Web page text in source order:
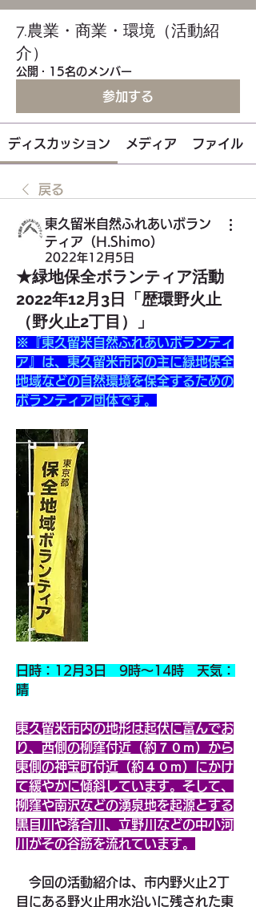
7.農業・商業・環境（活動紹
介）
公開 · 15名のメンバー
参加する
ディスカッション メディア ファイル
戻る
東久留米自然ふれあいボラン
ティア（H.Shimo）
2022年12月5日
★緑地保全ボランティア活動
2022年12月3日「歴環野火止
（野火止2丁目）」
※『東久留米自然ふれあいボランティ
ア』は、東久留米市内の主に緑地保全
地域などの自然環境を保全するための
ボランティア団体です。
日時：12月3日　9時～14時　天気：
晴
東久留米市内の地形は起伏に富んでお
り、西側の柳窪付近（約７０ｍ）から
東側の神宝町付近（約４０ｍ）にかけ
て緩やかに傾斜しています。そして、
柳窪や南沢などの湧泉地を起源とする
黒目川や落合川、立野川などの中小河
川がその谷筋を流れています。
今回の活動紹介は、市内野火止2丁
目にある野火止用水沿いに残された東